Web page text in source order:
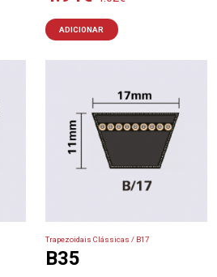
ADICIONAR
Trapezoidais Clássicas / B17
B35